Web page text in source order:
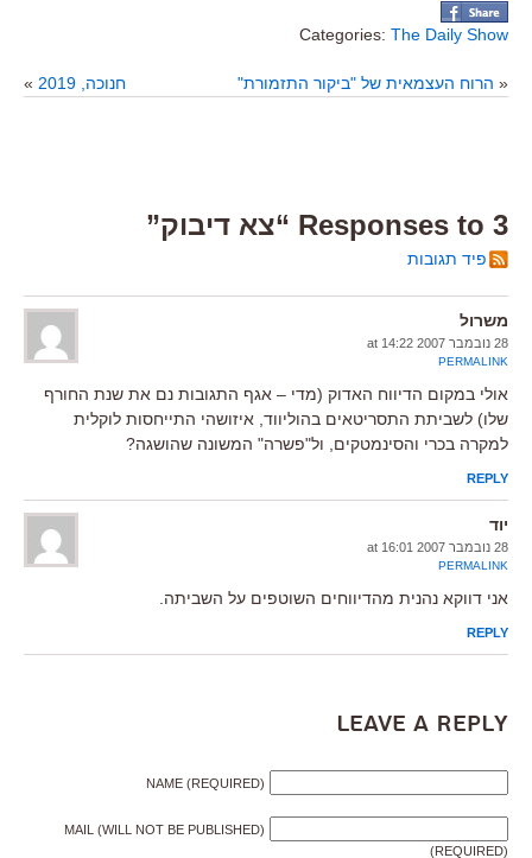
Categories: The Daily Show
« הרוח העצמאית של "ביקור התזמורת" חנוכה, 2019 »
3 Responses to “צא דיבוק”
פיד תגובות
משרול
28 נובמבר 2007 at 14:22
PERMALINK
אולי במקום הדיווח האדוק (מדי – אגף התגובות נם את שנת החורף
שלו) לשביתת התסריטאים בהוליווד, איזושהי התייחסות לוקלית
למקרה בכרי והסינמטקים, ול"פשרה" המשונה שהושגה?
REPLY
יוד
28 נובמבר 2007 at 16:01
PERMALINK
אני דווקא נהנית מהדיווחים השוטפים על השביתה.
REPLY
Leave a Reply
NAME (REQUIRED)
MAIL (WILL NOT BE PUBLISHED)
(REQUIRED)